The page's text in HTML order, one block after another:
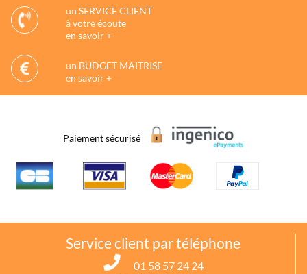
un SERVICE CLIENT
à votre écoute
en savoir +
un BUDGET MAITRISE
en savoir +
Paiement sécurisé
Service client par téléphone
01 58 57 24 24